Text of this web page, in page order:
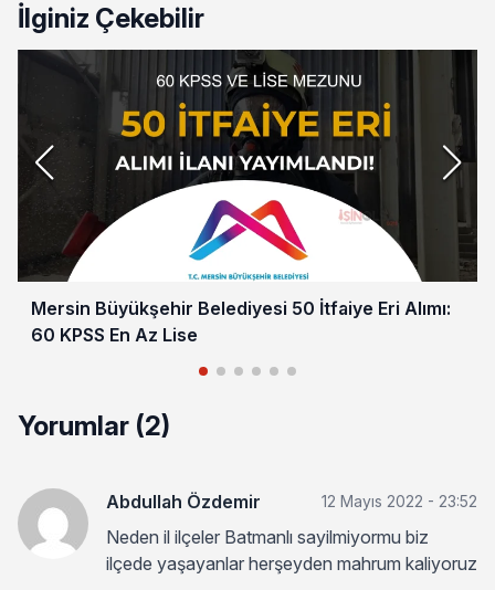
İlginiz Çekebilir
Mersin Büyükşehir Belediyesi 50 İtfaiye Eri Alımı:
60 KPSS En Az Lise
Yorumlar (2)
Abdullah Özdemir 12 Mayıs 2022 - 23:52
Neden il ilçeler Batmanlı sayilmiyormu biz
ilçede yaşayanlar herşeyden mahrum kaliyoruz